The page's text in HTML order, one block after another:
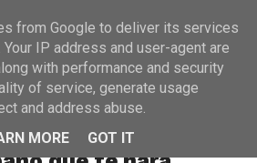
con
un romántico
from Google to deliver its services
IP address and user-agent are
with performance and security
of service, generate usage
and address abuse.
MORE
GOT IT